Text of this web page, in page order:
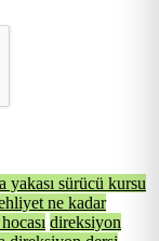
yakası sürücü kursu
ehliyet ne kadar
direksiyon